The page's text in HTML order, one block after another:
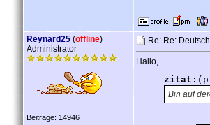
Reynard25 (offline)
Administrator
Beiträge: 14946
Re: Re:
Hallo,
zitat:
Bin auf